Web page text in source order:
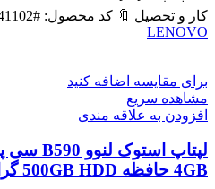
کار و تحصیل 🔖 کد محصول: #41102 📸
LENOVO
برای مقایسه اضافه کنید
مشاهده سریع
افزودن به علاقه مندی
4GB حافظه 500GB HDD گرافیک مجزا